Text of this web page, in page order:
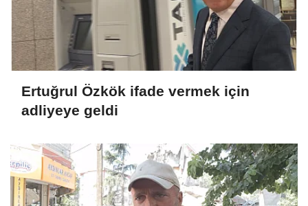
Ertuğrul Özkök ifade vermek için
adliyeye geldi